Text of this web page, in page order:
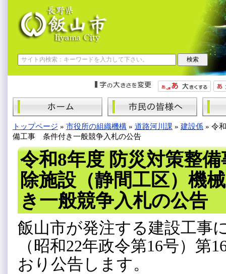
トップページ » 市役所の組織機構 » 道路河川課 » 建設係 » 令
備工事 条件付き一般競争入札の公告
令和8年度 防災対策整
除施設（静間工区）機
き一般競争入札の公告
飯山市が発注する建設工事
（昭和22年政令第16号）第
おり公告します。